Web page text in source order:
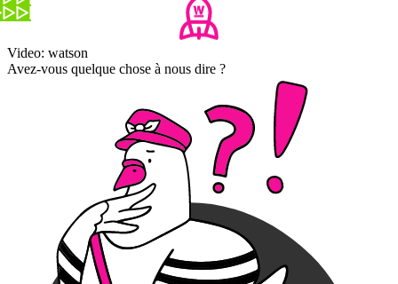
Video: watson
Avez-vous quelque chose à nous dire ?